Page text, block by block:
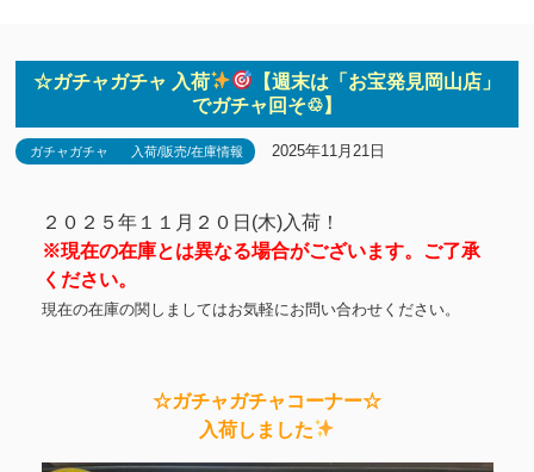
☆ガチャガチャ 入荷
【週末は「お宝発見岡山店」
でガチャ回そ♲】
ガチャガチャ 入荷/販売/在庫情報 2025年11月21日
２０２５年１１月２０日(木)入荷！
※現在の在庫とは異なる場合がございます。ご了承
ください。
現在の在庫の関しましてはお気軽にお問い合わせください。
☆ガチャガチャコーナー☆
入荷しました